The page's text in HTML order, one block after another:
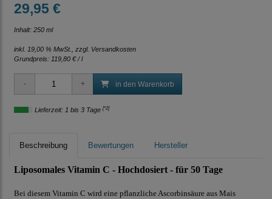
29,95 €
Inhalt: 250 ml
inkl. 19,00 % MwSt., zzgl. Versandkosten
Grundpreis: 119,80 € / l
in den Warenkorb
Lieferzeit: 1 bis 3 Tage [*2]
Beschreibung Bewertungen Hersteller
Liposomales Vitamin C - Hochdosiert - für 50 Tage
Bei diesem Vitamin C wird eine pflanzliche Ascorbinsäure aus Mais